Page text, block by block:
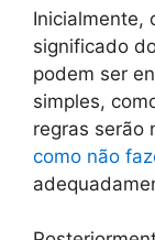
Inicialmente,
significado
podem ser
simples,
regras serão
como não